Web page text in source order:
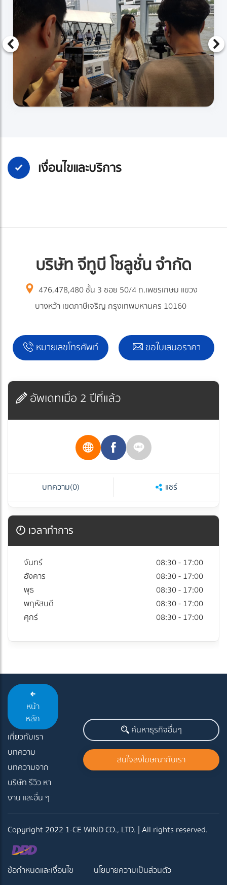
เงื่อนไขและบริการ
บริษัท จีทูบี โซลูชั่น จำกัด
476,478,480 ชั้น 3 ซอย 50/4 ถ.เพชรเกษม แขวง
บางหว้า เขตภาษีเจริญ กรุงเทพมหานคร 10160
หมายเลขโทรศัพท์ ขอใบเสนอราคา
อัพเดทเมื่อ 2 ปีที่แล้ว
บทความ(0) แชร์
เวลาทำการ
จันทร์
08:30 - 17:00
อังคาร
08:30 - 17:00
พุธ
08:30 - 17:00
พฤหัสบดี
08:30 - 17:00
ศุกร์
08:30 - 17:00
หน้า
หลัก
เกี่ยวกับเรา
บทความ
บทความจาก
บริษัท รีวิว หา
งาน และอื่น ๆ
ค้นหาธุรกิจอื่นๆ
สนใจลงโฆษณากับเรา
Copyright 2022 1-CE WIND CO., LTD. | All rights reserved.
ข้อกำหนดและเงื่อนไข นโยบายความเป็นส่วนตัว